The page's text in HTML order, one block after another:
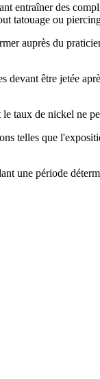
entraîner des
tatouage ou
auprès du
être jetée
taux de nickel ne
telles que
une période